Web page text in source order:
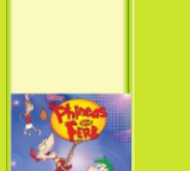
Фархат: Принц Персии /